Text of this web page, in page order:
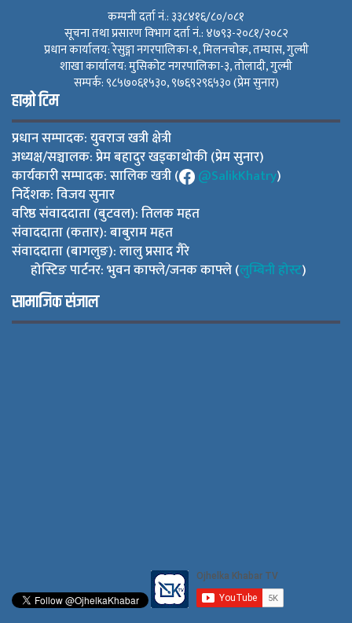
कम्पनी दर्ता नं.: ३३८४१६/८०/०८१
सूचना तथा प्रसारण विभाग दर्ता नं.: ४७९३-२०८१/२०८२
प्रधान कार्यालय: रेसुङ्गा नगरपालिका-१, मिलनचोक, तम्घास, गुल्मी
शाखा कार्यालय: मुसिकोट नगरपालिका-३, तोलादी, गुल्मी
सम्पर्क: ९८५७०६१५३०, ९७६९२९६५३० (प्रेम सुनार)
हाम्रो टिम
प्रधान सम्पादक: युवराज खत्री क्षेत्री
अध्यक्ष/सञ्चालक: प्रेम बहादुर खड्काथोकी (प्रेम सुनार)
कार्यकारी सम्पादक: सालिक खत्री (
@SalikKhatry)
निर्देशक: विजय सुनार
वरिष्ठ संवाददाता (बुटवल): तिलक महत
संवाददाता (कतार): बाबुराम महत
संवाददाता (बागलुङ): लालु प्रसाद गैरे
होस्टिङ पार्टनर: भुवन काफ्ले/जनक काफ्ले (लुम्बिनी होस्ट)
सामाजिक संजाल